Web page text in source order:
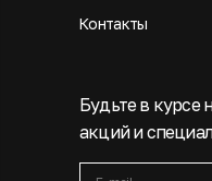
Будьте в курсе
акций и
Контакты